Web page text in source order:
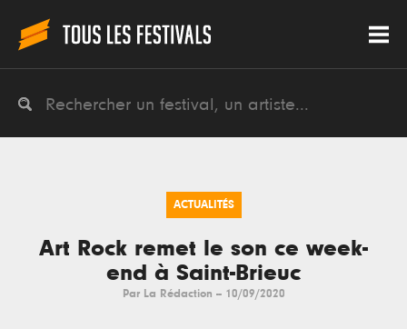
ACTUALITÉS
Art Rock remet le son ce week-
end à Saint-Brieuc
Par La Rédaction -- 10/09/2020